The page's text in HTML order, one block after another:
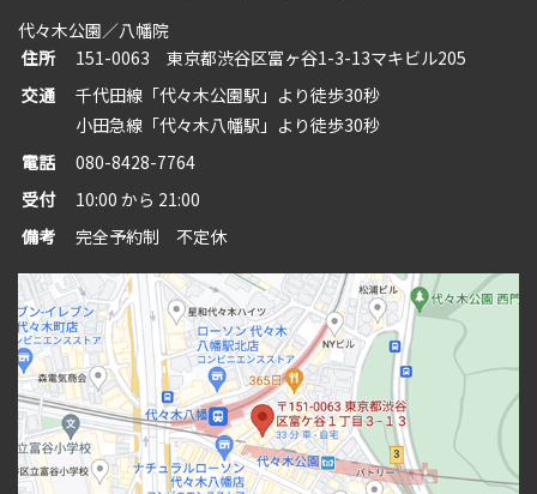
代々木公園／八幡院
住所
151-0063 東京都渋谷区富ヶ谷1-3-13マキビル205
交通
千代田線「代々木公園駅」より徒歩30秒
小田急線「代々木八幡駅」より徒歩30秒
電話
080-8428-7764
受付
10:00 から 21:00
備考
完全予約制 不定休